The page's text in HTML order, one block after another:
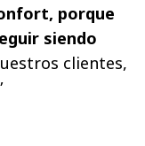
porque
siendo
clientes,